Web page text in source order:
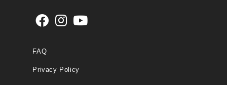
FAQ
Privacy Policy